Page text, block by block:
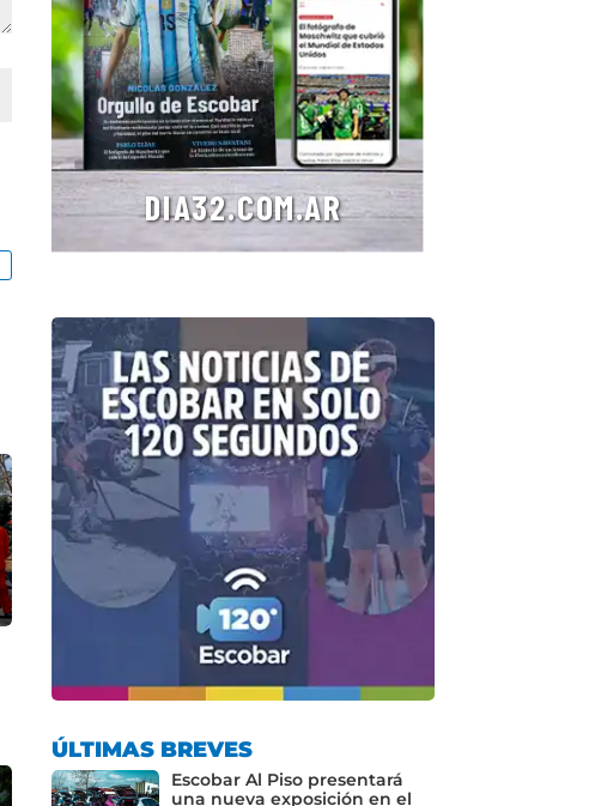
ÚLTIMAS BREVES
Escobar Al Piso presentará
una nueva exposición en el